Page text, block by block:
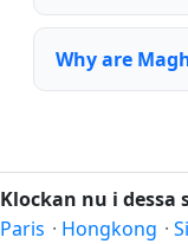
Why are
Klockan nu i dessa
Paris · Hongkong ·